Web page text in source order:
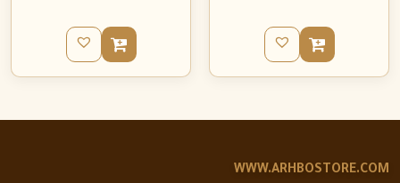
WWW.ARHBOSTORE.COM